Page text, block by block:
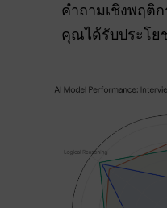
คำถามเชิงพฤติ
คุณได้รับประโย